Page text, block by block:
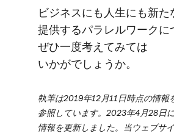
ビジネスにも​人生にも​新た
提供する​パラレルワークに​
ぜひ一度​考えてみては​
いかがでしょうか。
執筆は​2019年12月11日時点の​情報
参照しています。​2023年4月28日
情報を​更新しました。​当ウェブサ